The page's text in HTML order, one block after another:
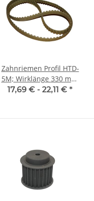
Zahnriemen Profil HTD-
5M; Wirklänge 330 mm,
Riemenbreite 25 mm
17,69 € - 22,11 € *